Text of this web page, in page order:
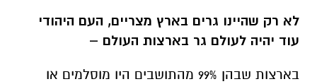
לא רק שהיינו גרים בארץ מצריים, העם היהודי
עוד יהיה לעולם גר בארצות העולם –
בארצות שבהן 99% מהתושבים היו מוסלמים או